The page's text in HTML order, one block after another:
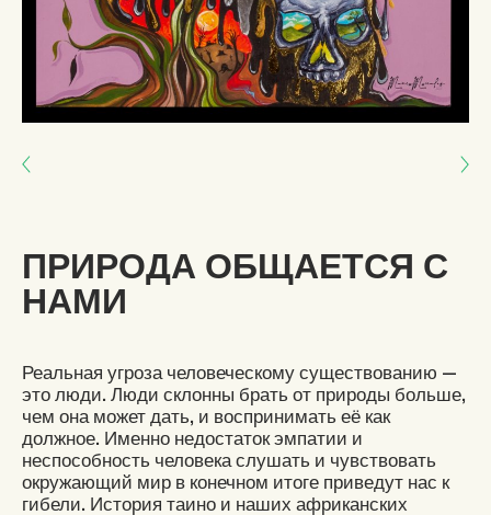
ПРИРОДА ОБЩАЕТСЯ С
НАМИ
Реальная угроза человеческому существованию —
это люди. Люди склонны брать от природы больше,
чем она может дать, и воспринимать её как
должное. Именно недостаток эмпатии и
неспособность человека слушать и чувствовать
окружающий мир в конечном итоге приведут нас к
гибели. История таино и наших африканских